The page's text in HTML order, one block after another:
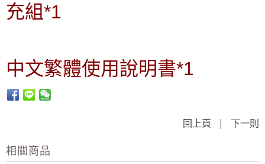
充組*1
中文繁體使用說明書*1
回上頁 | 下一則
相關商品